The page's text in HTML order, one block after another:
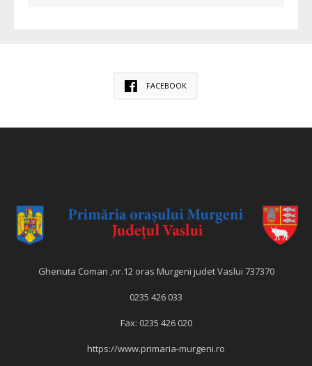
FACEBOOK
Ghenuta Coman ,nr.12 oras Murgeni judet Vaslui 737370
0235 426 033
Fax: 0235 426 020
https://www.primaria-murgeni.ro